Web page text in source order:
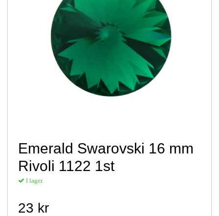
Emerald Swarovski 16 mm
Rivoli 1122 1st
I lager.
23 kr